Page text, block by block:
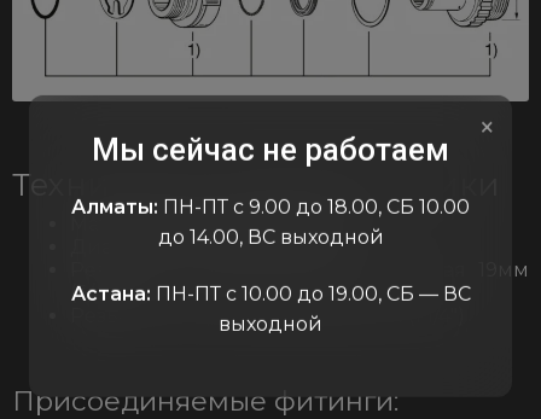
Технические характеристики
Материал: алюминий, сталь
Диаметр прохода: 19мм (3/4″)
Резьба со стороны ввода: наружная 19мм
(3/4″)
Резьба со стороны выхода: 32мм (1 1/4″)
Присоединяемые фитинги:
×
Мы сейчас не работаем
Алматы: ПН-ПТ с 9.00 до 18.00, СБ 10.00
до 14.00, ВС выходной
Астана: ПН-ПТ с 10.00 до 19.00, СБ — ВС
выходной